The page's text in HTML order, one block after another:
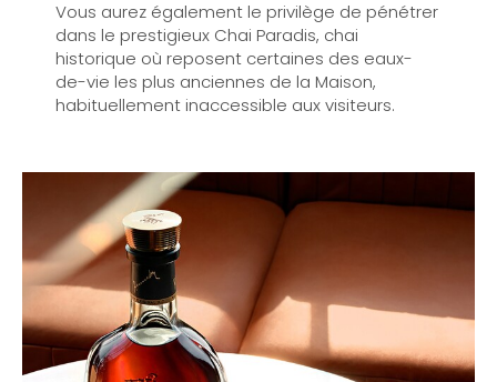
Vous aurez également le privilège de pénétrer
dans le prestigieux Chai Paradis, chai
historique où reposent certaines des eaux-
de-vie les plus anciennes de la Maison,
habituellement inaccessible aux visiteurs.